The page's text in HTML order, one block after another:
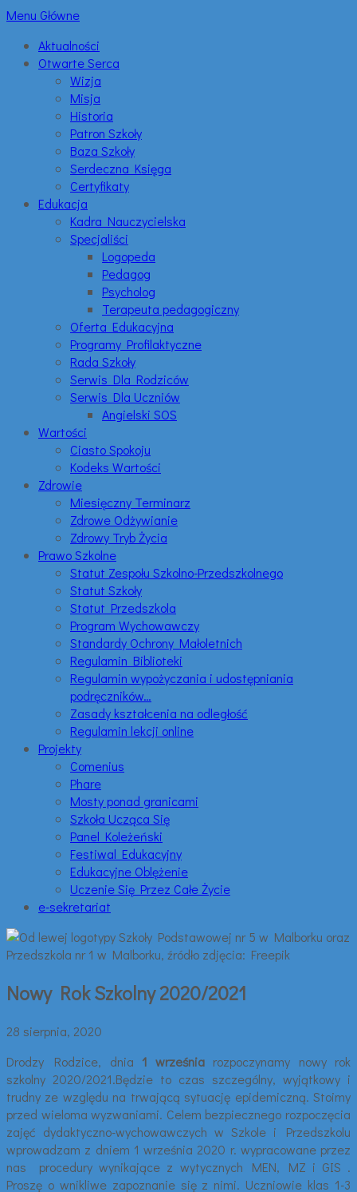
Menu Główne
Aktualności
Otwarte Serca
Wizja
Misja
Historia
Patron Szkoły
Baza Szkoły
Serdeczna Księga
Certyfikaty
Edukacja
Kadra Nauczycielska
Specjaliści
Logopeda
Pedagog
Psycholog
Terapeuta pedagogiczny
Oferta Edukacyjna
Programy Profilaktyczne
Rada Szkoły
Serwis Dla Rodziców
Serwis Dla Uczniów
Angielski SOS
Wartości
Ciasto Spokoju
Kodeks Wartości
Zdrowie
Miesięczny Terminarz
Zdrowe Odżywianie
Zdrowy Tryb Życia
Prawo Szkolne
Statut Zespołu Szkolno-Przedszkolnego
Statut Szkoły
Statut Przedszkola
Program Wychowawczy
Standardy Ochrony Małoletnich
Regulamin Biblioteki
Regulamin wypożyczania i udostępniania
podręczników…
Zasady kształcenia na odległość
Regulamin lekcji online
Projekty
Comenius
Phare
Mosty ponad granicami
Szkoła Ucząca Się
Panel Koleżeński
Festiwal Edukacyjny
Edukacyjne Oblężenie
Uczenie Się Przez Całe Życie
e-sekretariat
Nowy Rok Szkolny 2020/2021
28 sierpnia, 2020
Drodzy Rodzice, dnia 1 września rozpoczynamy nowy rok
szkolny 2020/2021.Będzie to czas szczególny, wyjątkowy i
trudny ze względu na trwającą sytuację epidemiczną. Stoimy
przed wieloma wyzwaniami. Celem bezpiecznego rozpoczęcia
zajęć dydaktyczno-wychowawczych w Szkole i Przedszkolu
wprowadzam z dniem 1 września 2020 r. wypracowane przez
nas procedury wynikające z wytycznych MEN, MZ i GIS .
Proszę o wnikliwe zapoznanie się z nimi. Uczniowie klas 1-3